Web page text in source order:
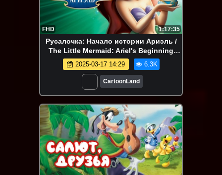
FHD 1:17:35
Русалочка: Начало истории Ариэль /
The Little Mermaid: Ariel's Beginning
(США, 2008)
2025-03-17 14:29 6.3K
CartoonLand